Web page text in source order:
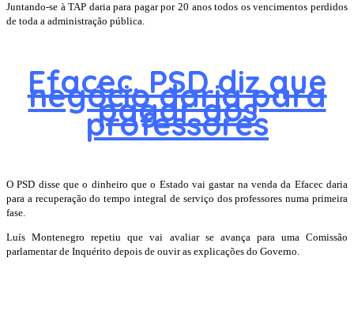
Juntando-se à TAP daria para pagar por 20 anos todos os vencimentos perdidos
de toda a administração pública.
Efacec. PSD diz que
negócio daria para
pagar aos
professores
O PSD disse que o dinheiro que o Estado vai gastar na venda da Efacec daria
para a recuperação do tempo integral de serviço dos professores numa primeira
fase.
Luís Montenegro repetiu que vai avaliar se avança para uma Comissão
parlamentar de Inquérito depois de ouvir as explicações do Governo.